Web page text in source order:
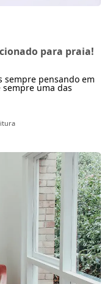
para praia!
sempre pensando em
uma das